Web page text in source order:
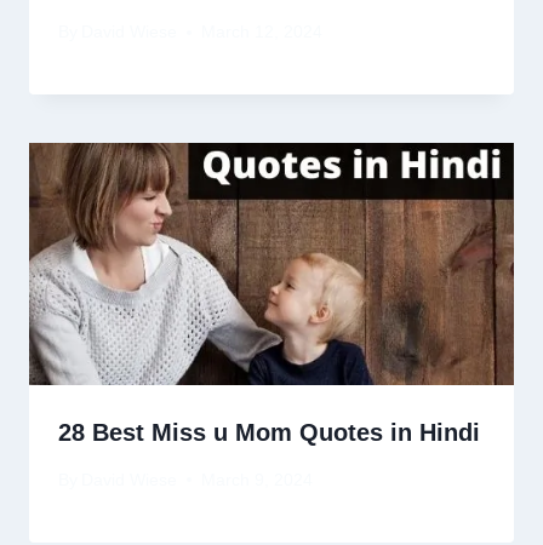
28 Best Miss u Mom Quotes in Hindi